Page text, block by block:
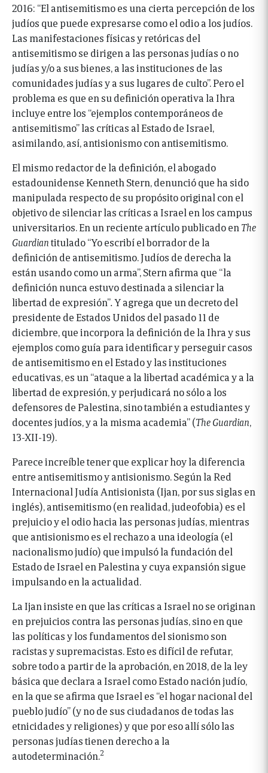
2016: “El antisemitismo es una cierta percepción de los
judíos que puede expresarse como el odio a los judíos.
Las manifestaciones físicas y retóricas del
antisemitismo se dirigen a las personas judías o no
judías y/o a sus bienes, a las instituciones de las
comunidades judías y a sus lugares de culto”. Pero el
problema es que en su definición operativa la Ihra
incluye entre los “ejemplos contemporáneos de
antisemitismo” las críticas al Estado de Israel,
asimilando, así, antisionismo con antisemitismo.
El mismo redactor de la definición, el abogado
estadounidense Kenneth Stern, denunció que ha sido
manipulada respecto de su propósito original con el
objetivo de silenciar las críticas a Israel en los campus
universitarios. En un reciente artículo publicado en The
Guardiantitulado “Yo escribí el borrador de la
definición de antisemitismo. Judíos de derecha la
están usando como un arma”, Stern afirma que “la
definición nunca estuvo destinada a silenciar la
libertad de expresión” Y agrega que un decreto del
presidente de Estados Unidos del pasado 11 de
diciembre, que incorpora la definición de la Ihra y sus
ejemplos como guía para identificar y perseguir casos
de antisemitismo en el Estado y las instituciones
educativas, es un “ataque a la libertad académica y a la
libertad de expresión, y perjudicará no sólo a los
defensores de Palestina, sino también a estudiantes y
docentes judíos, y a la misma academia” (The Guardian
13-XII-19).
Parece increíble tener que explicar hoy la diferencia
entre antisemitismo y antisionismo. Según la Red
Internacional Judía Antisionista (Ijan, por sus siglas en
inglés), antisemitismo (en realidad, judeofobia) es el
prejuicio y el odio hacia las personas judías, mientras
que antisionismo es el rechazo a una ideología (el
nacionalismo judío) que impulsó la fundación del
Estado de Israel en Palestina y cuya expansión sigue
impulsando en la actualidad.
La Ijan insiste en que las críticas a Israel no se originan
en prejuicios contra las personas judías, sino en que
las políticas y los fundamentos del sionismo son
racistas y supremacistas. Esto es difícil de refutar,
sobre todo a partir de la aprobación, en 2018, de la ley
básica que declara a Israel como Estado nación judío,
en la que se afirma que Israel es “el hogar nacional del
pueblo judío” (y no de sus ciudadanos de todas las
etnicidades y religiones) y que por eso allí sólo las
personas judías tienen derecho a la
autodeterminación. 2